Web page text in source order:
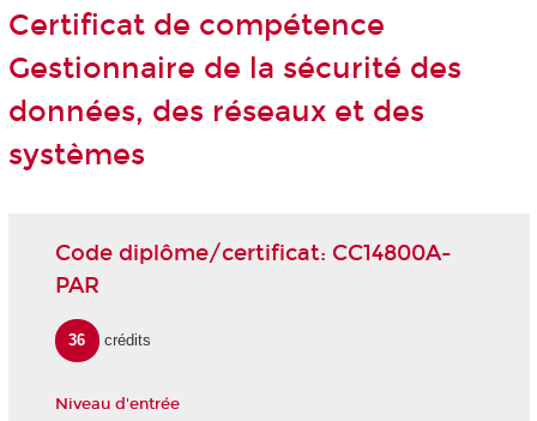
Certificat de compétence
Gestionnaire de la sécurité des
données, des réseaux et des
systèmes
Code diplôme/certificat: CC14800A-
PAR
36 crédits
Niveau d'entrée